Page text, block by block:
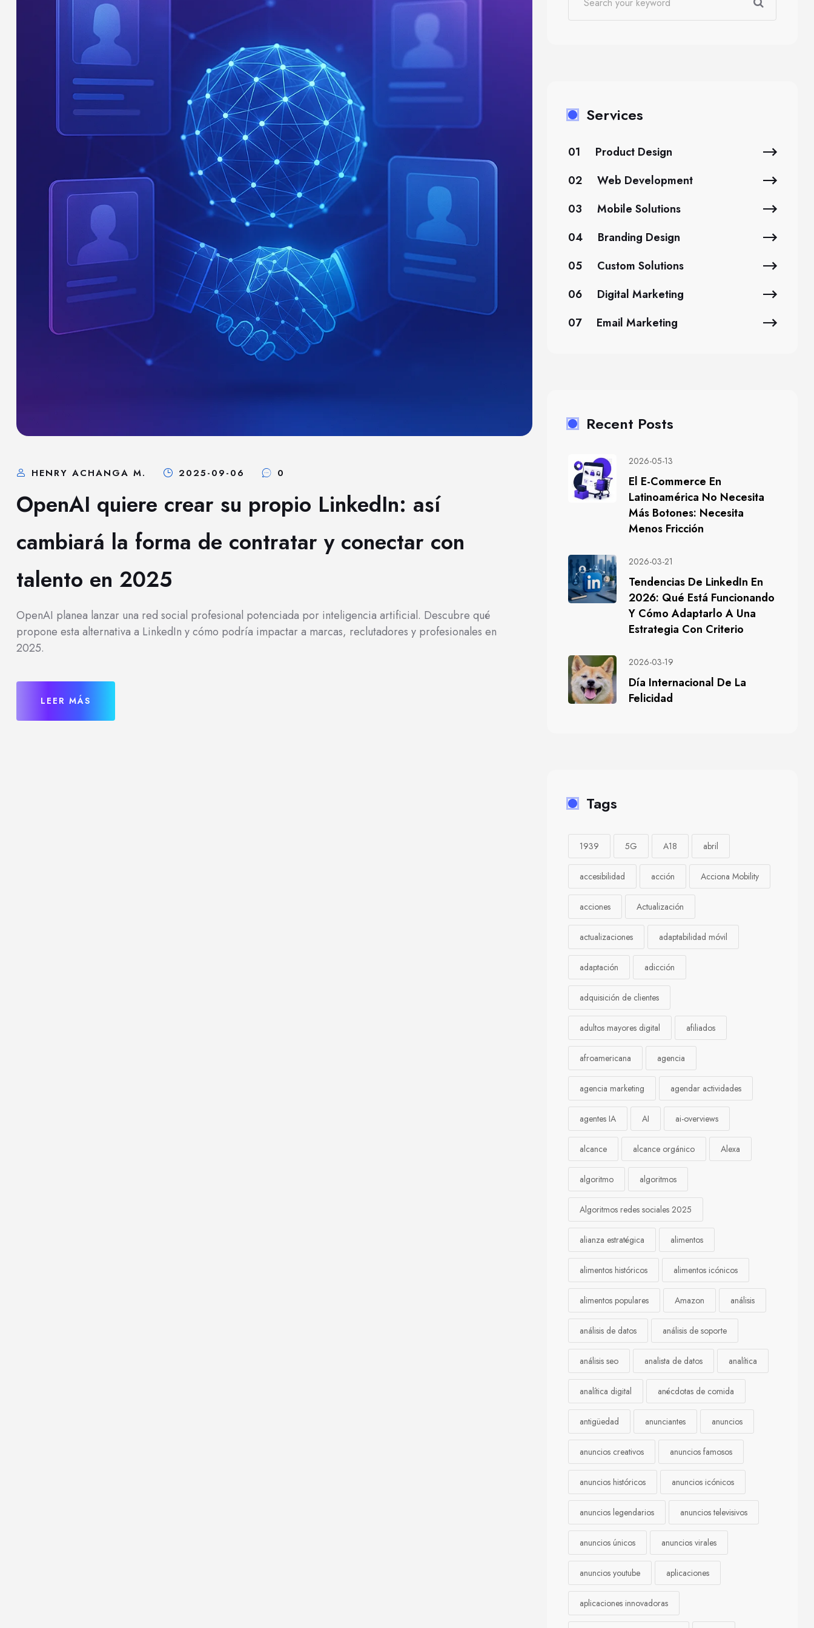
HENRY ACHANGA M. 2025-09-06 0
OpenAI quiere crear su propio LinkedIn: así
cambiará la forma de contratar y conectar con
talento en 2025
OpenAI planea lanzar una red social profesional potenciada por inteligencia artificial. Descubre qué
propone esta alternativa a LinkedIn y cómo podría impactar a marcas, reclutadores y profesionales en
2025.
LEER MÁS
Services
01
Product Design
02
Web Development
03
Mobile Solutions
04
Branding Design
05
Custom Solutions
06
Digital Marketing
07
Email Marketing
Recent Posts
2026-05-13
El E-Commerce En
Latinoamérica No Necesita
Más Botones: Necesita
Menos Fricción
2026-03-21
Tendencias De LinkedIn En
2026: Qué Está Funcionando
Y Cómo Adaptarlo A Una
Estrategia Con Criterio
2026-03-19
Día Internacional De La
Felicidad
Tags
1939 5G A18 abril
accesibilidad acción Acciona Mobility
acciones Actualización
actualizaciones adaptabilidad móvil
adaptación adicción
adquisición de clientes
adultos mayores digital afiliados
afroamericana agencia
agencia marketing agendar actividades
agentes IA AI ai-overviews
alcance alcance orgánico Alexa
algoritmo algoritmos
Algoritmos redes sociales 2025
alianza estratégica alimentos
alimentos históricos alimentos icónicos
alimentos populares Amazon análisis
análisis de datos análisis de soporte
análisis seo analista de datos analítica
analítica digital anécdotas de comida
antigüedad anunciantes anuncios
anuncios creativos anuncios famosos
anuncios históricos anuncios icónicos
anuncios legendarios anuncios televisivos
anuncios únicos anuncios virales
anuncios youtube aplicaciones
aplicaciones innovadoras